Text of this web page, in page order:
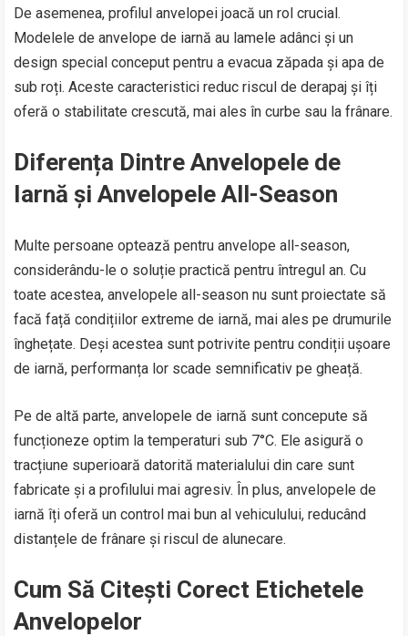
De asemenea, profilul anvelopei joacă un rol crucial.
Modelele de anvelope de iarnă au lamele adânci și un
design special conceput pentru a evacua zăpada și apa de
sub roți. Aceste caracteristici reduc riscul de derapaj și îți
oferă o stabilitate crescută, mai ales în curbe sau la frânare.
Diferența Dintre Anvelopele de
Iarnă și Anvelopele All-Season
Multe persoane optează pentru anvelope all-season,
considerându-le o soluție practică pentru întregul an. Cu
toate acestea, anvelopele all-season nu sunt proiectate să
facă față condițiilor extreme de iarnă, mai ales pe drumurile
înghețate. Deși acestea sunt potrivite pentru condiții ușoare
de iarnă, performanța lor scade semnificativ pe gheață.
Pe de altă parte, anvelopele de iarnă sunt concepute să
funcționeze optim la temperaturi sub 7°C. Ele asigură o
tracțiune superioară datorită materialului din care sunt
fabricate și a profilului mai agresiv. În plus, anvelopele de
iarnă îți oferă un control mai bun al vehiculului, reducând
distanțele de frânare și riscul de alunecare.
Cum Să Citești Corect Etichetele
Anvelopelor